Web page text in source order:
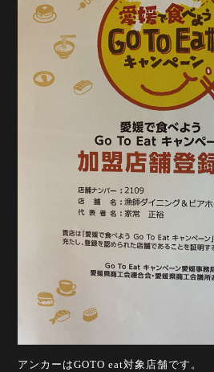
アンカーはGOTO eat対象店舗です。